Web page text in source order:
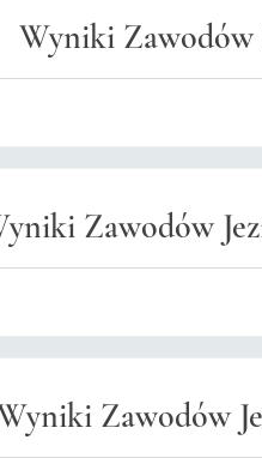
Wyniki Zawodów
Zawodów
Zawodów